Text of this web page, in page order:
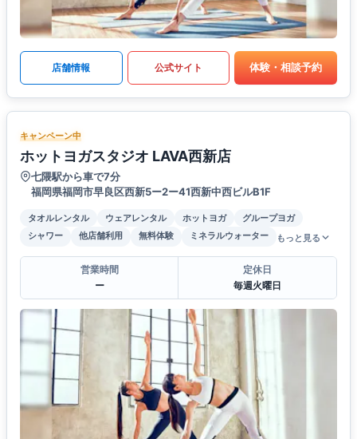
店舗情報 公式サイト 体験・相談予約
キャンペーン中
ホットヨガスタジオ LAVA西新店
七隈駅から車で7分
福岡県福岡市早良区西新5ー2ー41西新中西ビルB1F
タオルレンタル ウェアレンタル ホットヨガ
グループヨガ
シャワー
他店舗利用 無料体験 ミネラルウォーター もっと見る
営業時間
ー
定休日
毎週火曜日